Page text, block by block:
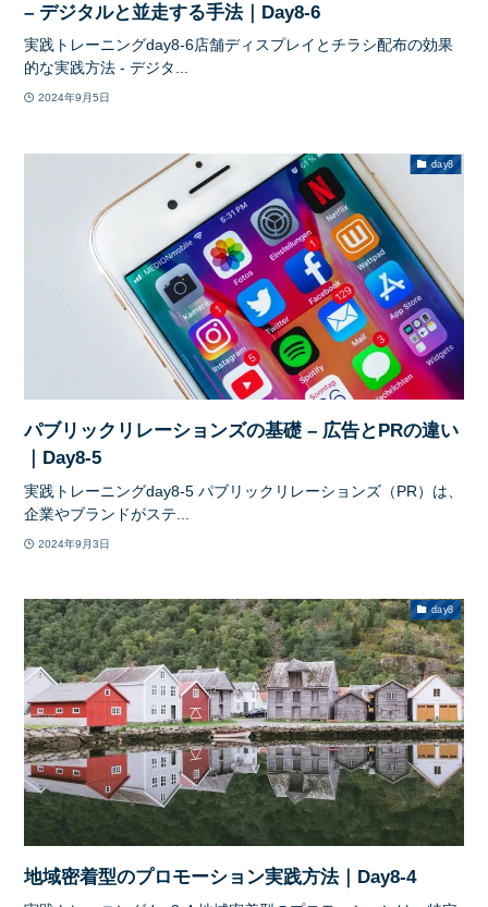
– デジタルと並走する手法｜Day8-6
実践トレーニングday8-6店舗ディスプレイとチラシ配布の効果
的な実践方法 - デジタ...
2024年9月5日
day8
パブリックリレーションズの基礎 – 広告とPRの違い
｜Day8-5
実践トレーニングday8-5 パブリックリレーションズ（PR）は、
企業やブランドがステ...
2024年9月3日
day8
地域密着型のプロモーション実践方法｜Day8-4